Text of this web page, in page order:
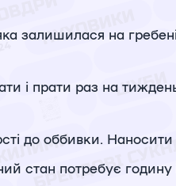
залишилася на
і прати раз на
до оббивки.
стан потребує годину